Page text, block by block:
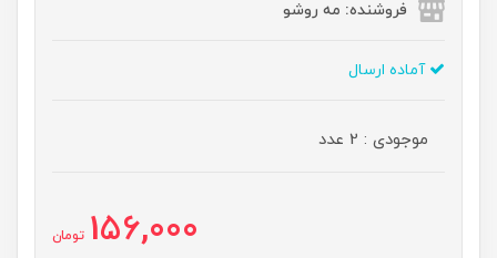
فروشنده: مه رو‌شو
آماده ارسال
موجودی : 2 عدد
156,000 تومان